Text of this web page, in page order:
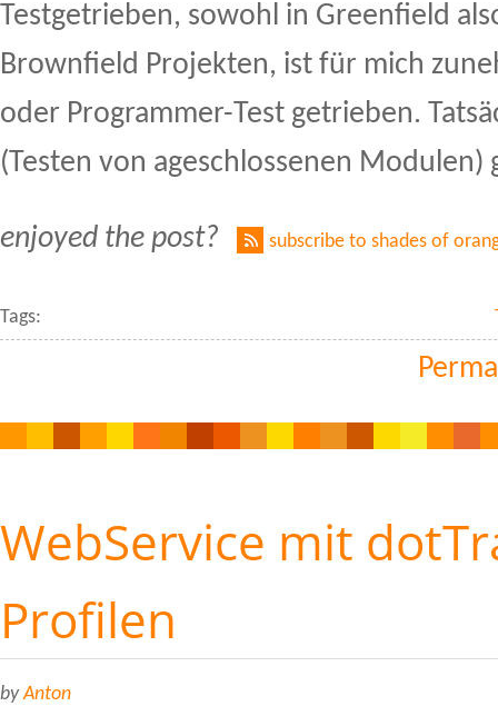
Testgetrieben, sowohl in Greenfield
Brownfield Projekten, ist für mich
oder Programmer-Test getrieben.
(Testen von ageschlossenen Modulen)
enjoyed the post? subscribe to shades of
Tags:
WebService mit
Profilen
byAnton